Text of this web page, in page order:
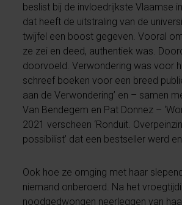
beslist bij de invloedrijkste Vlaamse
dat heeft de uitstraling van de
twijfel een boost gegeven. Vooral
ze zei en deed, authentiek was.
doorvoeld. Verwondering was voor
schreef boeken voor een breed
aan de Verwondering’ en – samen
Van Bendegem en Pat Donnez –
2021 verscheen ‘Ronduit.
possibilist’ dat een bestseller werd
Ook hoe ze omging met haar
niemand onberoerd. Na het
noodgedwongen neerleggen van